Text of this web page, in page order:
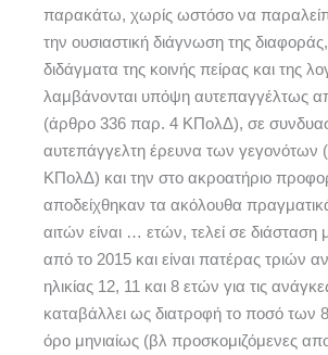
παρακάτω, χωρίς ωστόσο να
την ουσιαστική διάγνωση της
διδάγματα της κοινής πείρας και της
λαμβάνονται υπόψη αυτεπαγγέλτως
(άρθρο 336 παρ. 4 ΚΠολΔ), σε
αυτεπάγγελτη έρευνα των γεγονότων
ΚΠολΔ) και την στο ακροατήριο
αποδείχθηκαν τα ακόλουθα
αιτών είναι … ετών, τελεί σε διάσταση
από το 2015 και είναι πατέρας τριών
ηλικίας 12, 11 και 8 ετών για τις
καταβάλλει ως διατροφή το ποσό των
όρο μηνιαίως (βλ προσκομιζόμενες